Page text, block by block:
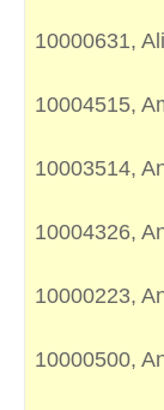
10000631,
10004515,
10003514,
10004326,
10000223,
10000500,